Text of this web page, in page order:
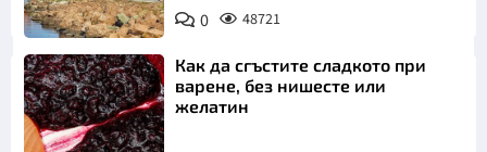
0 48721
Как да сгъстите сладкото при
варене, без нишесте или
желатин